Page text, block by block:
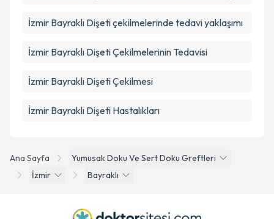
Ana Sayfa
Yumusak Doku Ve Sert Doku Greftleri
İzmir
Bayraklı
İzmir Bayraklı Dişeti çekilmelerinde tedavi yaklaşımı
İzmir Bayraklı Dişeti Çekilmelerinin Tedavisi
İzmir Bayraklı Dişeti Çekilmesi
İzmir Bayraklı Dişeti Hastalıkları